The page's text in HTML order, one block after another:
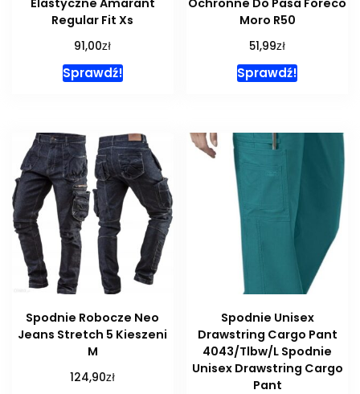
Elastyczne Amarant
Regular Fit Xs
91,00zł
Sprawdź!
Ochronne Do Pasa Foreco
Moro R50
51,99zł
Sprawdź!
Spodnie Robocze Neo
Jeans Stretch 5 Kieszeni
M
124,90zł
Spodnie Unisex
Drawstring Cargo Pant
4043/Tlbw/L Spodnie
Unisex Drawstring Cargo
Pant